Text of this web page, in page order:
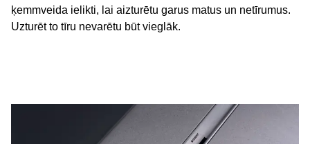
ķemmveida ielikti, lai aizturētu garus matus un netīrumus.
Uzturēt to tīru nevarētu būt vieglāk.